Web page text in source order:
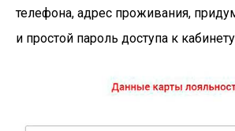
телефона, адрес проживания,
и простой пароль доступа к